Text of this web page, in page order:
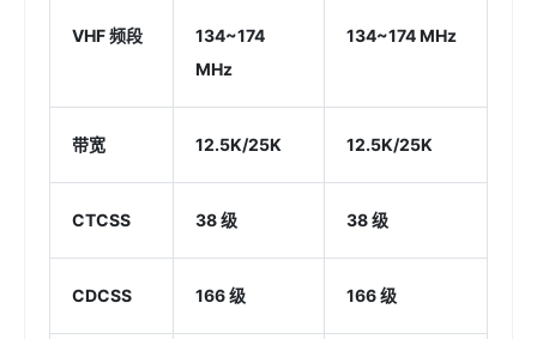
VHF 频段
134~174
MHz
134~174 MHz
带宽 12.5K/25K 12.5K/25K
CTCSS 38 级 38 级
CDCSS 166 级 166 级